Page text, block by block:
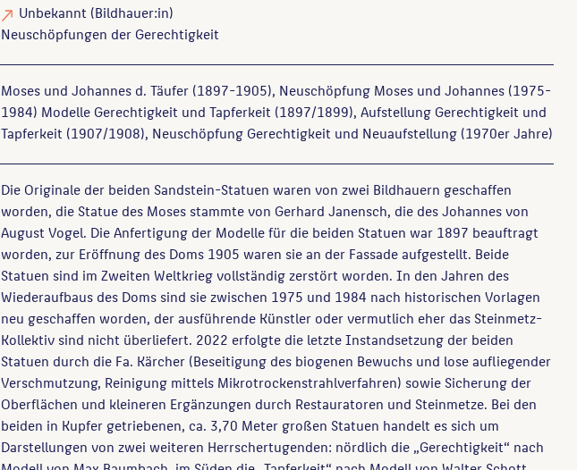
Unbekannt (Bildhauer:in)
Neuschöpfungen der Gerechtigkeit
Moses und Johannes d. Täufer (1897-1905), Neuschöpfung Moses und Johannes (1975-
1984) Modelle Gerechtigkeit und Tapferkeit (1897/1899), Aufstellung Gerechtigkeit und
Tapferkeit (1907/1908), Neuschöpfung Gerechtigkeit und Neuaufstellung (1970er Jahre)
Die Originale der beiden Sandstein-Statuen waren von zwei Bildhauern geschaffen
worden, die Statue des Moses stammte von Gerhard Janensch, die des Johannes von
August Vogel. Die Anfertigung der Modelle für die beiden Statuen war 1897 beauftragt
worden, zur Eröffnung des Doms 1905 waren sie an der Fassade aufgestellt. Beide
Statuen sind im Zweiten Weltkrieg vollständig zerstört worden. In den Jahren des
Wiederaufbaus des Doms sind sie zwischen 1975 und 1984 nach historischen Vorlagen
neu geschaffen worden, der ausführende Künstler oder vermutlich eher das Steinmetz-
Kollektiv sind nicht überliefert. 2022 erfolgte die letzte Instandsetzung der beiden
Statuen durch die Fa. Kärcher (Beseitigung des biogenen Bewuchs und lose aufliegender
Verschmutzung, Reinigung mittels Mikrotrockenstrahlverfahren) sowie Sicherung der
Oberflächen und kleineren Ergänzungen durch Restauratoren und Steinmetze. Bei den
beiden in Kupfer getriebenen, ca. 3,70 Meter großen Statuen handelt es sich um
Darstellungen von zwei weiteren Herrschertugenden: nördlich die „Gerechtigkeit“ nach